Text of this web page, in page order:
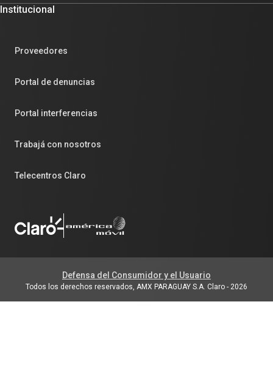
Institucional
Proveedores
Portal de denuncias
Portal interferencias
Trabajá con nosotros
Telecentros Claro
Todos los derechos reservados, AMX PARAGUAY S.A. Claro - 2026
Defensa del Consumidor y el Usuario